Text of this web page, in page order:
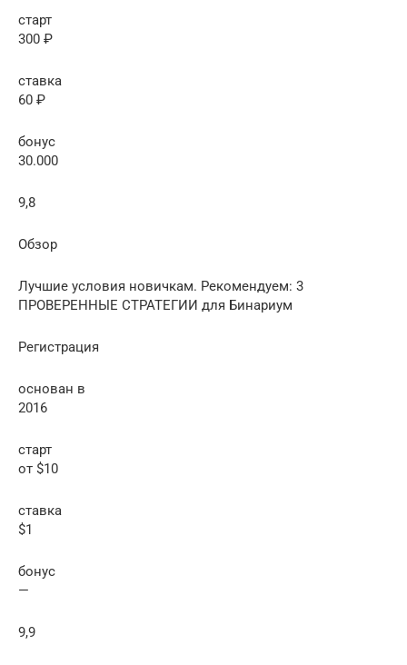
старт
300 ₽
ставка
60 ₽
бонус
30.000
9,8
Обзор
Лучшие условия новичкам. Рекомендуем: 3
ПРОВЕРЕННЫЕ СТРАТЕГИИ для Бинариум
Регистрация
основан в
2016
старт
от $10
ставка
$1
бонус
—
9,9